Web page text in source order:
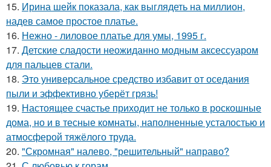
15. Ирина шейк показала, как выглядеть на миллион,
надев самое простое платье.
16. Нежно - лиловое платье для умы, 1995 г.
17. Детские сладости неожиданно модным аксессуаром
для пальцев стали.
18. Это универсальное средство избавит от оседания
пыли и эффективно уберёт грязь!
19. Настоящее счастье приходит не только в роскошные
дома, но и в тесные комнаты, наполненные усталостью и
атмосферой тяжёлого труда.
20. "Скромная" налево, "решительный" направо?